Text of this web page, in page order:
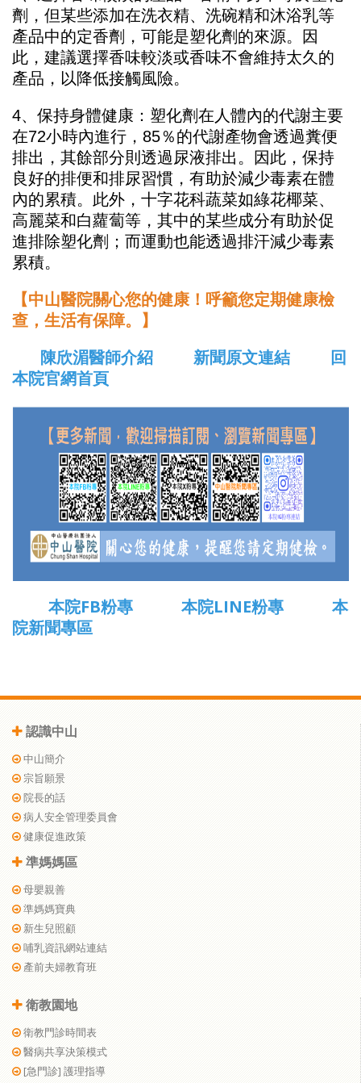
劑，但某些添加在洗衣精、洗碗精和沐浴乳等
產品中的定香劑，可能是塑化劑的來源。因
此，建議選擇香味較淡或香味不會維持太久的
產品，以降低接觸風險。
4、保持身體健康：塑化劑在人體內的代謝主要
在72小時內進行，85％的代謝產物會透過糞便
排出，其餘部分則透過尿液排出。因此，保持
良好的排便和排尿習慣，有助於減少毒素在體
內的累積。此外，十字花科蔬菜如綠花椰菜、
高麗菜和白蘿蔔等，其中的某些成分有助於促
進排除塑化劑；而運動也能透過排汗減少毒素
累積。
【中山醫院關心您的健康！呼籲您定期健康檢
查，生活有保障。】
陳欣湄醫師介紹
新聞原文連結
回
本院官網首頁
本院FB粉專 本院LINE粉專
本
院新聞專區
認識中山
中山簡介
宗旨願景
院長的話
病人安全管理委員會
健康促進政策
準媽媽區
母嬰親善
準媽媽寶典
新生兒照顧
哺乳資訊網站連結
產前夫婦教育班
衛教園地
衛教門診時間表
醫病共享決策模式
[急門診] 護理指導